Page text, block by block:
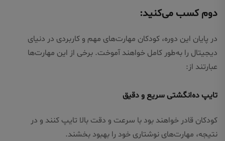
دوم کسب می‌کنید:
در پایان این دوره، کودکان مهارت‌های مهم و کاربردی در دنیای
دیجیتال را به‌طور کامل خواهند آموخت. برخی از این مهارت‌ها
عبارتند از:
تایپ ده‌انگشتی سریع و دقیق
کودکان قادر خواهند بود با سرعت و دقت بالا تایپ کنند و در
نتیجه، مهارت‌های نوشتاری خود را بهبود بخشند.